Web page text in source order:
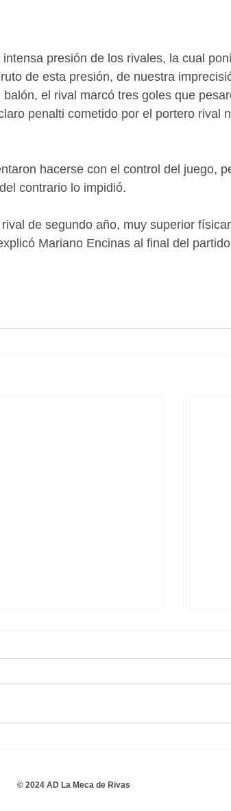
presión de los rivales, la cual
de esta presión, de nuestra
el rival marcó tres goles que
penalti cometido por el portero rival
hacerse con el control del juego,
contrario lo impidió.
de segundo año, muy superior
Mariano Encinas al final del
© 2024 AD La Meca de Rivas